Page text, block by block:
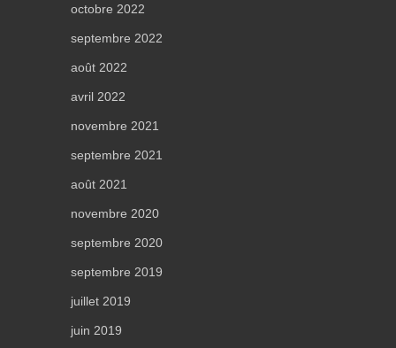
octobre 2022
septembre 2022
août 2022
avril 2022
novembre 2021
septembre 2021
août 2021
novembre 2020
septembre 2020
septembre 2019
juillet 2019
juin 2019